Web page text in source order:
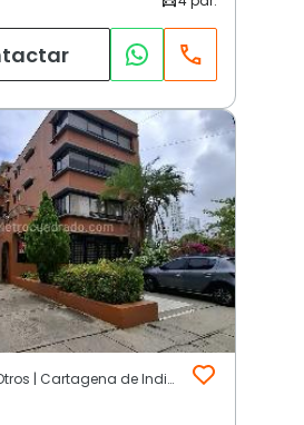
BOCAGRANDE | Otros | Cartagena de Indias